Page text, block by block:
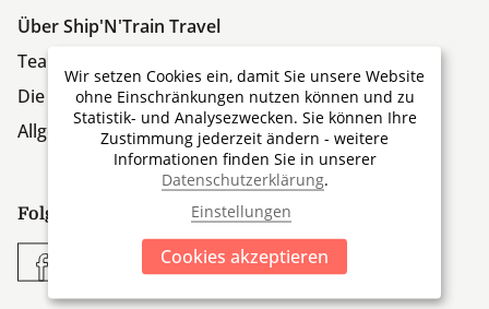
Über Ship'N'Train Travel
Team
Die Firmengruppe
Allgemeine Geschäftsbedingungen
Folgen Sie uns:
Facebook InstagramWhatsapp
Wir setzen Cookies ein, damit Sie unsere Website
ohne Einschränkungen nutzen können und zu
Statistik- und Analysezwecken. Sie können Ihre
Zustimmung jederzeit ändern - weitere
Informationen finden Sie in unserer
Datenschutzerklärung.
Einstellungen
Cookies akzeptieren